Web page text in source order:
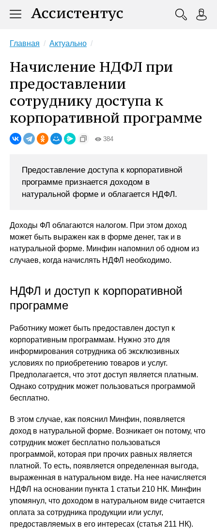
Главная Актуально
Начисление НДФЛ при
предоставлении
сотруднику доступа к
корпоративной программе
384
Предоставление доступа к корпоративной
программе признается доходом в
натуральной форме и облагается НДФЛ.
Доходы ФЛ облагаются налогом. При этом доход
может быть выражен как в форме денег, так и в
натуральной форме. Минфин напомнил об одном из
случаев, когда начислять НДФЛ необходимо.
НДФЛ и доступ к корпоративной
программе
Работнику может быть предоставлен доступ к
корпоративным программам. Нужно это для
информирования сотрудника об эксклюзивных
условиях по приобретению товаров и услуг.
Предполагается, что этот доступ является платным.
Однако сотрудник может пользоваться программой
бесплатно.
В этом случае, как пояснил Минфин, появляется
доход в натуральной форме. Возникает он потому, что
сотрудник может бесплатно пользоваться
программой, которая при прочих равных является
платной. То есть, появляется определенная выгода,
выраженная в натуральном виде. На нее начисляется
НДФЛ на основании пункта 1 статьи 210 НК. Минфин
упомянул, что доходом в натуральном виде считается
оплата за сотрудника продукции или услуг,
предоставляемых в его интересах (статья 211 НК).